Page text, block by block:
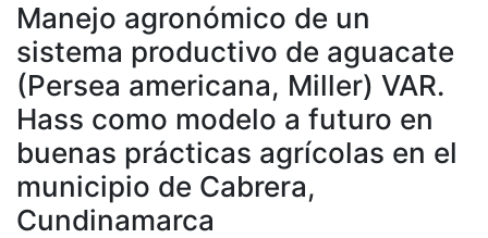
Manejo agronómico de un
sistema productivo de aguacate
(Persea americana, Miller) VAR.
Hass como modelo a futuro en
buenas prácticas agrícolas en el
municipio de Cabrera,
Cundinamarca